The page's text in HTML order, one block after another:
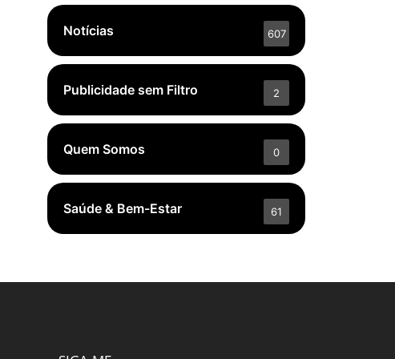
Notícias 607
Publicidade sem Filtro 2
Quem Somos 0
Saúde & Bem-Estar 61